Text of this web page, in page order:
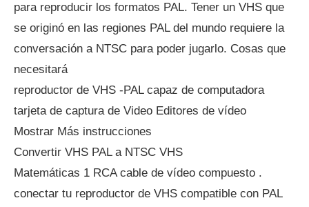
para reproducir los formatos PAL. Tener un VHS que
se originó en las regiones PAL del mundo requiere la
conversación a NTSC para poder jugarlo. Cosas que
necesitará
reproductor de VHS -PAL capaz de computadora
tarjeta de captura de Video Editores de vídeo
Mostrar Más instrucciones
Convertir VHS PAL a NTSC VHS
Matemáticas 1 RCA cable de vídeo compuesto .
conectar tu reproductor de VHS compatible con PAL